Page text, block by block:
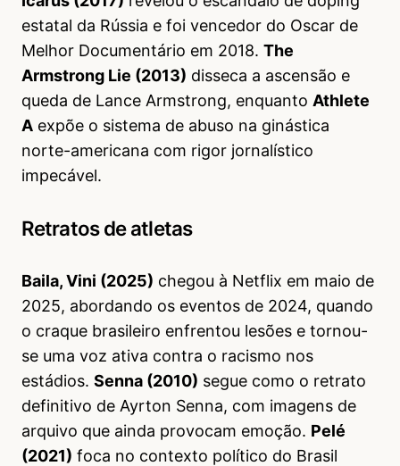
estatal da Rússia e foi vencedor do Oscar de
Melhor Documentário em 2018. The
Armstrong Lie (2013) disseca a ascensão e
queda de Lance Armstrong, enquanto Athlete
A expõe o sistema de abuso na ginástica
norte-americana com rigor jornalístico
impecável.
Retratos de atletas
Baila, Vini (2025) chegou à Netflix em maio de
2025, abordando os eventos de 2024, quando
o craque brasileiro enfrentou lesões e tornou-
se uma voz ativa contra o racismo nos
estádios. Senna (2010) segue como o retrato
definitivo de Ayrton Senna, com imagens de
arquivo que ainda provocam emoção. Pelé
(2021) foca no contexto político do Brasil